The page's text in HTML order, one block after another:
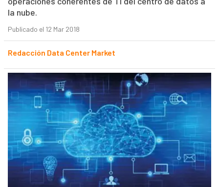
la nube.
Publicado el 12 Mar 2018
Redacción Data Center Market